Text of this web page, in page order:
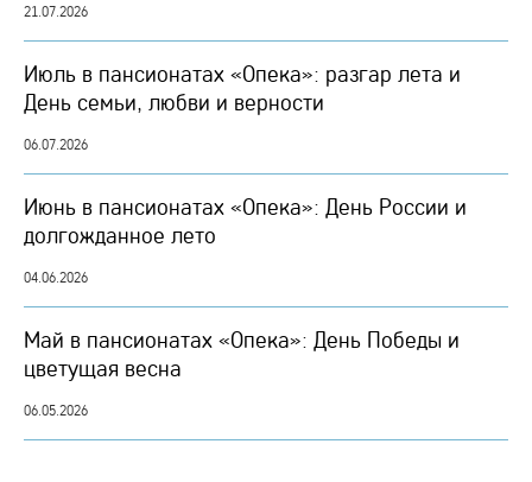
21.07.2026
Июль в пансионатах «Опека»: разгар лета и
День семьи, любви и верности
06.07.2026
Июнь в пансионатах «Опека»: День России и
долгожданное лето
04.06.2026
Май в пансионатах «Опека»: День Победы и
цветущая весна
06.05.2026